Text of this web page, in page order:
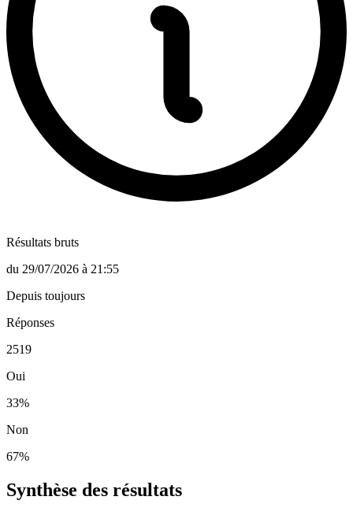
Résultats bruts
du 29/07/2026 à 21:55
Depuis toujours
Réponses
2519
Oui
33%
Non
67%
Synthèse des résultats